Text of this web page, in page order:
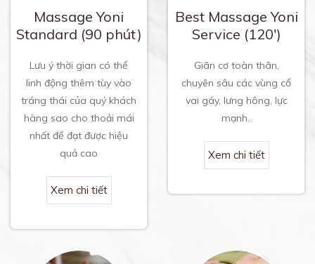
Massage Yoni
Standard (90 phút)
Lưu ý thời gian có thể
linh động thêm tùy vào
tráng thái của quý khách
hàng sao cho thoải mái
nhất để đạt được hiệu
quả cao
Xem chi tiết
Best Massage Yoni
Service (120′)
Giãn cơ toàn thân,
chuyên sâu các vùng cổ
vai gáy, lưng hông, lực
mạnh..
Xem chi tiết